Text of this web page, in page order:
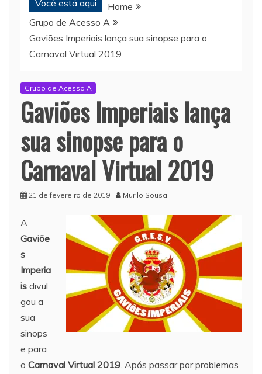
Você está aqui
Home
Grupo de Acesso A
Gaviões Imperiais lança sua sinopse para o
Carnaval Virtual 2019
Grupo de Acesso A
Gaviões Imperiais lança
sua sinopse para o
Carnaval Virtual 2019
21 de fevereiro de 2019 Murilo Sousa
A
Gaviõe
s
Imperia
is divul
gou a
sua
sinops
e para
o Carnaval Virtual 2019. Após passar por problemas